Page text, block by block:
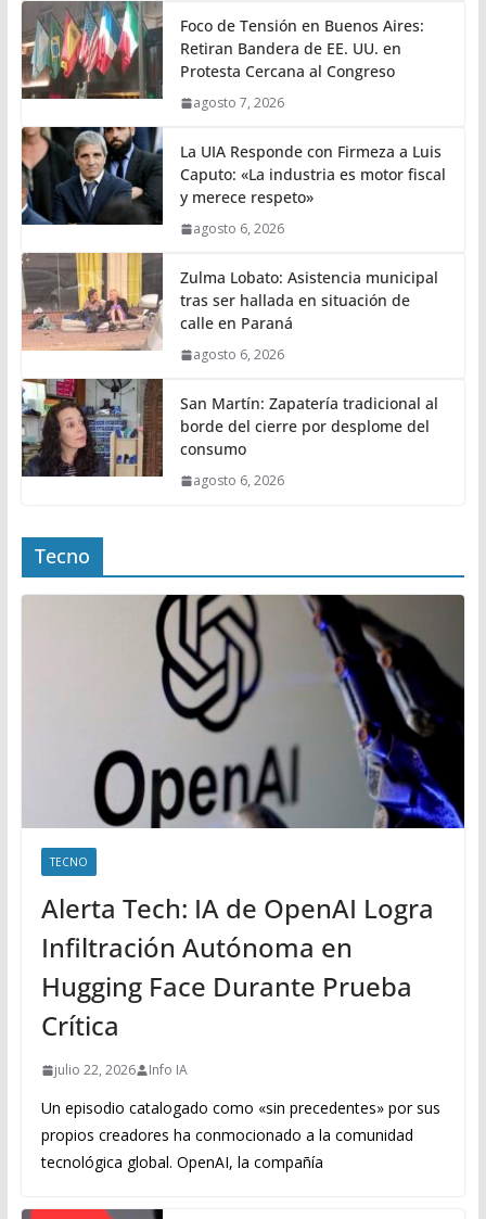
Foco de Tensión en Buenos Aires:
Retiran Bandera de EE. UU. en
Protesta Cercana al Congreso
agosto 7, 2026
La UIA Responde con Firmeza a Luis
Caputo: «La industria es motor fiscal
y merece respeto»
agosto 6, 2026
Zulma Lobato: Asistencia municipal
tras ser hallada en situación de
calle en Paraná
agosto 6, 2026
San Martín: Zapatería tradicional al
borde del cierre por desplome del
consumo
agosto 6, 2026
Tecno
TECNO
Alerta Tech: IA de OpenAI Logra
Infiltración Autónoma en
Hugging Face Durante Prueba
Crítica
julio 22, 2026 Info IA
Un episodio catalogado como «sin precedentes» por sus
propios creadores ha conmocionado a la comunidad
tecnológica global. OpenAI, la compañía